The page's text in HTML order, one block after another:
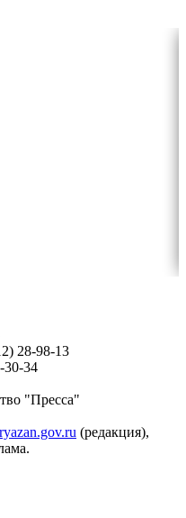
28-98-13
30-34
"Пресса"
(редакция),